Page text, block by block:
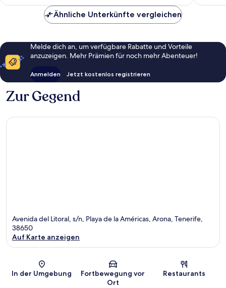
Ähnliche Unterkünfte vergleichen
Melde dich an, um verfügbare Rabatte und Vorteile
anzuzeigen. Mehr Prämien für noch mehr Abenteuer!
Anmelden Jetzt kostenlos registrieren
Zur Gegend
Avenida del Litoral, s/n, Playa de la Américas, Arona, Tenerife,
38650
Auf Karte anzeigen
In der Umgebung
Fortbewegung vor
Ort
Restaurants